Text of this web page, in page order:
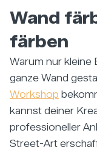
Wand
färben
Warum nur kleine
ganze Wand
Workshop
kannst deiner
professioneller
Street-Art